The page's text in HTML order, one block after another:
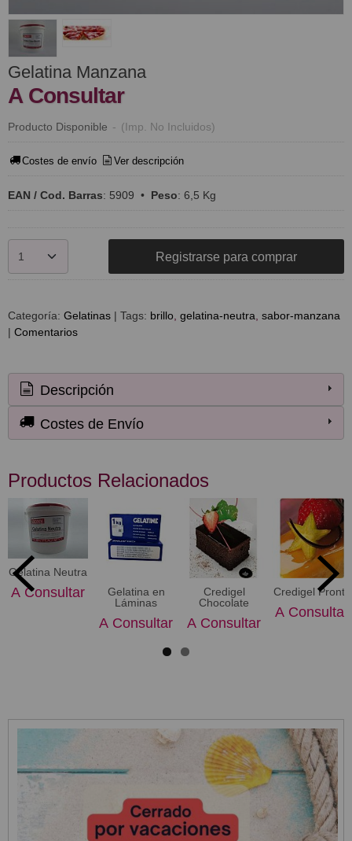
Gelatina Manzana
A Consultar
Producto Disponible - (Imp. No Incluidos)
Costes de envío Ver descripción
EAN / Cod. Barras: 5909 • Peso: 6,5 Kg
Registrarse para comprar
Categoría: Gelatinas | Tags: brillo gelatina-neutra sabor-manzana
| Comentarios
Descripción
Costes de Envío
Productos Relacionados
Gelatina Neutra
A Consultar
Gelatina en
Láminas
A Consultar
Credigel
Chocolate
A Consultar
Credigel Pronto
A Consultar